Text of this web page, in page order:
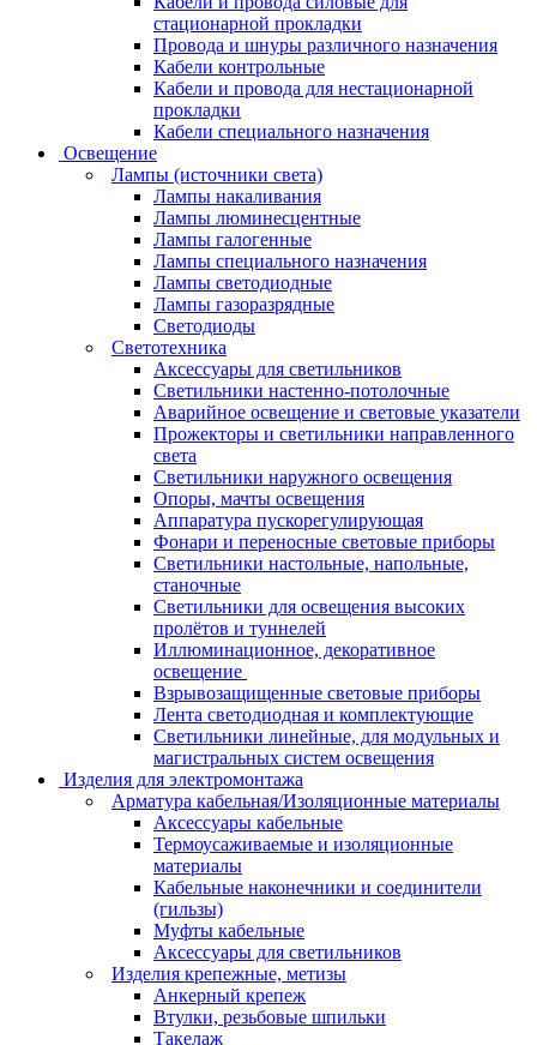
стационарной прокладки
Провода и шнуры различного назначения
Кабели контрольные
Кабели и провода для нестационарной
прокладки
Кабели специального назначения
Освещение
Лампы (источники света)
Лампы накаливания
Лампы люминесцентные
Лампы галогенные
Лампы специального назначения
Лампы светодиодные
Лампы газоразрядные
Светодиоды
Светотехника
Аксессуары для светильников
Светильники настенно-потолочные
Аварийное освещение и световые указатели
Прожекторы и светильники направленного
света
Светильники наружного освещения
Опоры, мачты освещения
Аппаратура пускорегулирующая
Фонари и переносные световые приборы
Светильники настольные, напольные,
станочные
Светильники для освещения высоких
пролётов и туннелей
Иллюминационное, декоративное
освещение
Взрывозащищенные световые приборы
Лента светодиодная и комплектующие
Светильники линейные, для модульных и
магистральных систем освещения
Изделия для электромонтажа
Арматура кабельная/Изоляционные материалы
Аксессуары кабельные
Термоусаживаемые и изоляционные
материалы
Кабельные наконечники и соединители
(гильзы)
Муфты кабельные
Аксессуары для светильников
Изделия крепежные, метизы
Анкерный крепеж
Втулки, резьбовые шпильки
Такелаж